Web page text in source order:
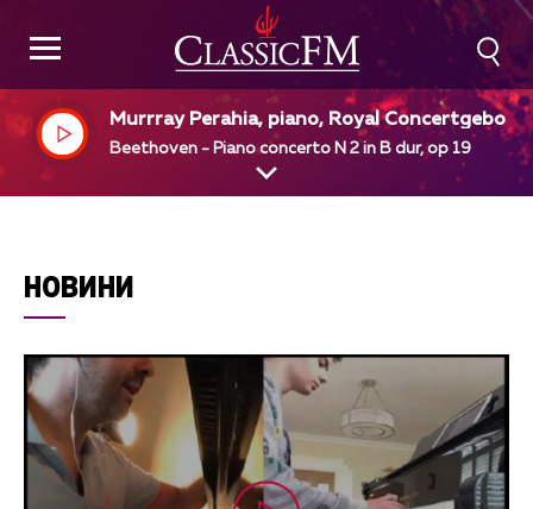
Murrray Perahia, piano, Royal Concertgebouw
Orcestra, Amsterdam, Bernard Haitink, dir
Beethoven - Piano concerto N 2 in B dur, op 19
НОВИНИ